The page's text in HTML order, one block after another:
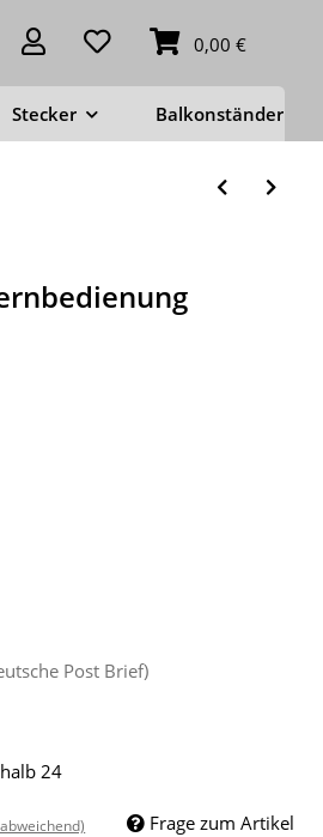
0,00 €
Stecker Balkonständer
Post Brief)
24
Frage zum Artikel